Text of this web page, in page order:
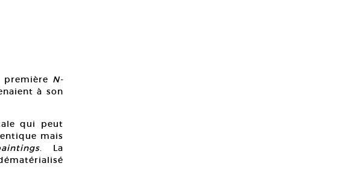
première N-
à son
qui peut
mais
. La